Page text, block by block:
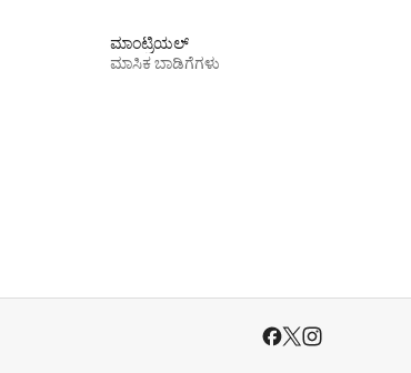
ಮಾಂಟ್ರಿಯಲ್
ಮಾಸಿಕ ಬಾಡಿಗೆಗಳು